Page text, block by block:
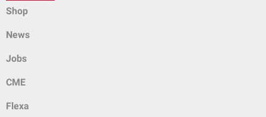
Shop
News
Jobs
CME
Flexa